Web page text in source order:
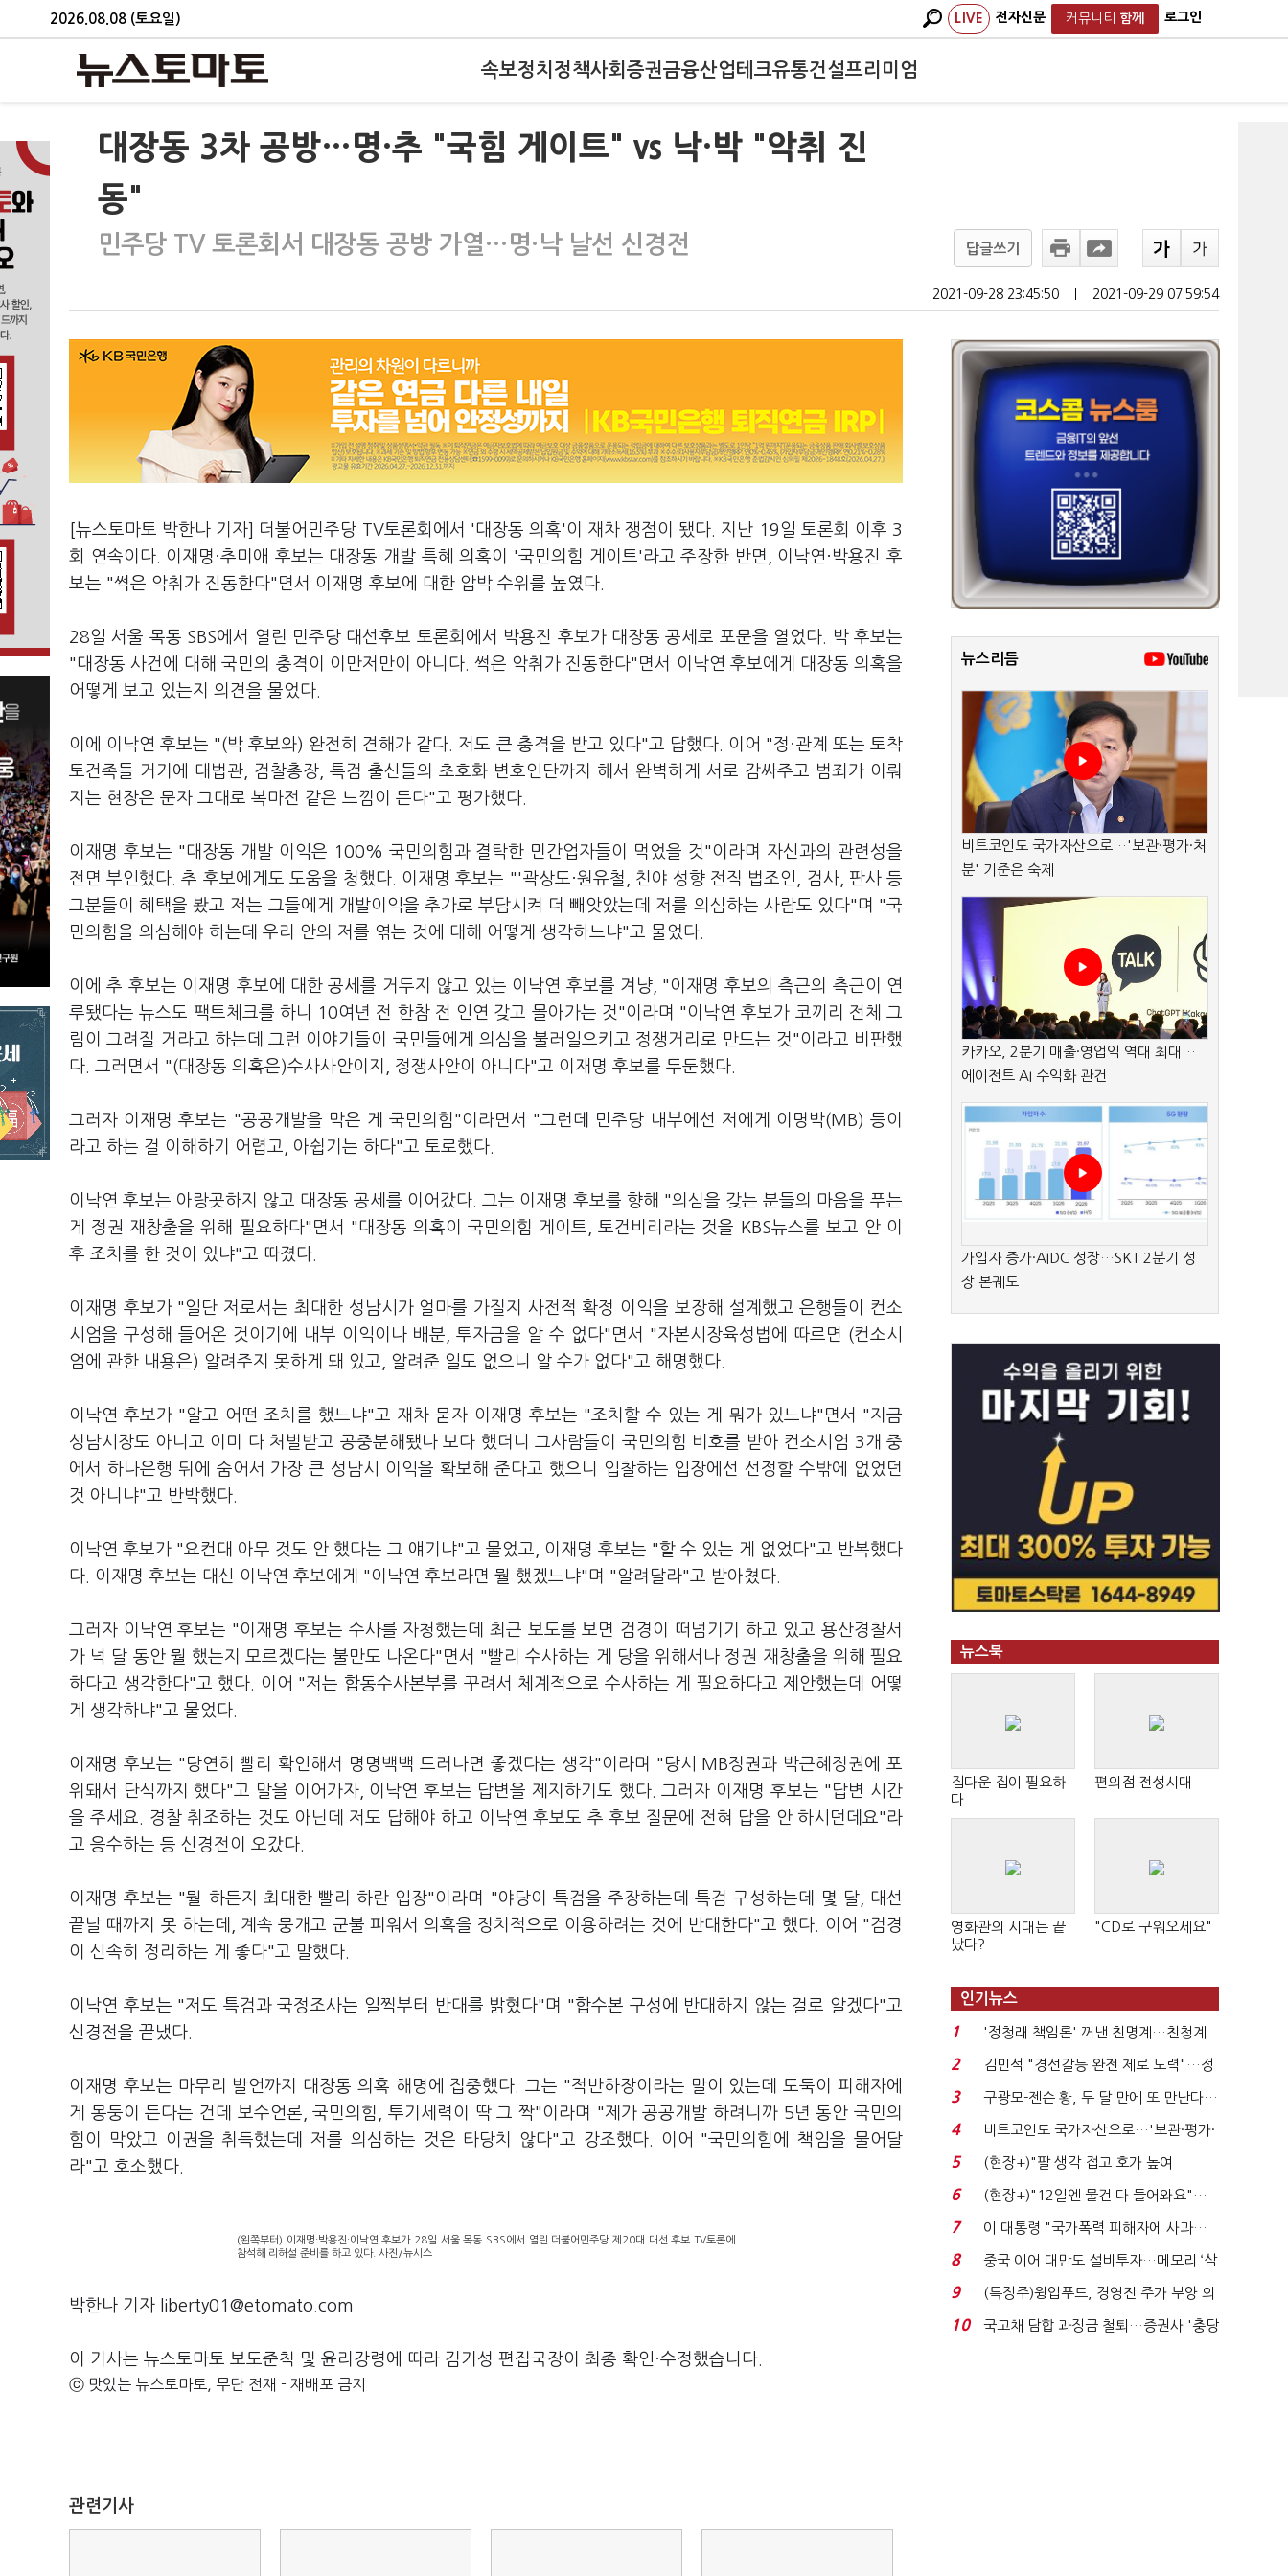
2026.08.08 (토요일) LIVE 전자신문 커뮤니티 함께 로그인
속보정치 정책사회 증권금융산업테크유통건설프리미엄
대장동 3차 공방…명·추 "국힘 게이트" vs 낙·박 "악취 진
동"
민주당 TV 토론회서 대장동 공방 가열…명·낙 날선 신경전 답글쓰기
2021-09-28 23:45:50 2021-09-29 07:59:54
[뉴스토마토 박한나 기자] 더불어민주당 TV토론회에서 '대장동 의혹'이 재차 쟁점이 됐다. 지난 19일 토론회 이후 3
회 연속이다. 이재명·추미애 후보는 대장동 개발 특혜 의혹이 '국민의힘 게이트'라고 주장한 반면, 이낙연·박용진 후
보는 "썩은 악취가 진동한다"면서 이재명 후보에 대한 압박 수위를 높였다.
28일 서울 목동 SBS에서 열린 민주당 대선후보 토론회에서 박용진 후보가 대장동 공세로 포문을 열었다. 박 후보는
"대장동 사건에 대해 국민의 충격이 이만저만이 아니다. 썩은 악취가 진동한다"면서 이낙연 후보에게 대장동 의혹을
어떻게 보고 있는지 의견을 물었다.
이에 이낙연 후보는 "(박 후보와) 완전히 견해가 같다. 저도 큰 충격을 받고 있다"고 답했다. 이어 "정·관계 또는 토착
토건족들 거기에 대법관, 검찰총장, 특검 출신들의 초호화 변호인단까지 해서 완벽하게 서로 감싸주고 범죄가 이뤄
지는 현장은 문자 그대로 복마전 같은 느낌이 든다"고 평가했다.
이재명 후보는 "대장동 개발 이익은 100% 국민의힘과 결탁한 민간업자들이 먹었을 것"이라며 자신과의 관련성을
전면 부인했다. 추 후보에게도 도움을 청했다. 이재명 후보는 "'곽상도·원유철, 친야 성향 전직 법조인, 검사, 판사 등
그분들이 혜택을 봤고 저는 그들에게 개발이익을 추가로 부담시켜 더 빼앗았는데 저를 의심하는 사람도 있다"며 "국
민의힘을 의심해야 하는데 우리 안의 저를 엮는 것에 대해 어떻게 생각하느냐"고 물었다.
이에 추 후보는 이재명 후보에 대한 공세를 거두지 않고 있는 이낙연 후보를 겨냥, "이재명 후보의 측근의 측근이 연
루됐다는 뉴스도 팩트체크를 하니 10여년 전 한참 전 인연 갖고 몰아가는 것"이라며 "이낙연 후보가 코끼리 전체 그
림이 그려질 거라고 하는데 그런 이야기들이 국민들에게 의심을 불러일으키고 정쟁거리로 만드는 것"이라고 비판했
다. 그러면서 "(대장동 의혹은)수사사안이지, 정쟁사안이 아니다"고 이재명 후보를 두둔했다.
그러자 이재명 후보는 "공공개발을 막은 게 국민의힘"이라면서 "그런데 민주당 내부에선 저에게 이명박(MB) 등이
라고 하는 걸 이해하기 어렵고, 아쉽기는 하다"고 토로했다.
이낙연 후보는 아랑곳하지 않고 대장동 공세를 이어갔다. 그는 이재명 후보를 향해 "의심을 갖는 분들의 마음을 푸는
게 정권 재창출을 위해 필요하다"면서 "대장동 의혹이 국민의힘 게이트, 토건비리라는 것을 KBS뉴스를 보고 안 이
후 조치를 한 것이 있냐"고 따졌다.
이재명 후보가 "일단 저로서는 최대한 성남시가 얼마를 가질지 사전적 확정 이익을 보장해 설계했고 은행들이 컨소
시엄을 구성해 들어온 것이기에 내부 이익이나 배분, 투자금을 알 수 없다"면서 "자본시장육성법에 따르면 (컨소시
엄에 관한 내용은) 알려주지 못하게 돼 있고, 알려준 일도 없으니 알 수가 없다"고 해명했다.
이낙연 후보가 "알고 어떤 조치를 했느냐"고 재차 묻자 이재명 후보는 "조치할 수 있는 게 뭐가 있느냐"면서 "지금
성남시장도 아니고 이미 다 처벌받고 공중분해됐나 보다 했더니 그사람들이 국민의힘 비호를 받아 컨소시엄 3개 중
에서 하나은행 뒤에 숨어서 가장 큰 성남시 이익을 확보해 준다고 했으니 입찰하는 입장에선 선정할 수밖에 없었던
것 아니냐"고 반박했다.
이낙연 후보가 "요컨대 아무 것도 안 했다는 그 얘기냐"고 물었고, 이재명 후보는 "할 수 있는 게 없었다"고 반복했다
다. 이재명 후보는 대신 이낙연 후보에게 "이낙연 후보라면 뭘 했겠느냐"며 "알려달라"고 받아쳤다.
그러자 이낙연 후보는 "이재명 후보는 수사를 자청했는데 최근 보도를 보면 검경이 떠넘기기 하고 있고 용산경찰서
가 넉 달 동안 뭘 했는지 모르겠다는 불만도 나온다"면서 "빨리 수사하는 게 당을 위해서나 정권 재창출을 위해 필요
하다고 생각한다"고 했다. 이어 "저는 합동수사본부를 꾸려서 체계적으로 수사하는 게 필요하다고 제안했는데 어떻
게 생각하냐"고 물었다.
이재명 후보는 "당연히 빨리 확인해서 명명백백 드러나면 좋겠다는 생각"이라며 "당시 MB정권과 박근혜정권에 포
위돼서 단식까지 했다"고 말을 이어가자, 이낙연 후보는 답변을 제지하기도 했다. 그러자 이재명 후보는 "답변 시간
을 주세요. 경찰 취조하는 것도 아닌데 저도 답해야 하고 이낙연 후보도 추 후보 질문에 전혀 답을 안 하시던데요"라
고 응수하는 등 신경전이 오갔다.
이재명 후보는 "뭘 하든지 최대한 빨리 하란 입장"이라며 "야당이 특검을 주장하는데 특검 구성하는데 몇 달, 대선
끝날 때까지 못 하는데, 계속 뭉개고 군불 피워서 의혹을 정치적으로 이용하려는 것에 반대한다"고 했다. 이어 "검경
이 신속히 정리하는 게 좋다"고 말했다.
이낙연 후보는 "저도 특검과 국정조사는 일찍부터 반대를 밝혔다"며 "합수본 구성에 반대하지 않는 걸로 알겠다"고
신경전을 끝냈다.
이재명 후보는 마무리 발언까지 대장동 의혹 해명에 집중했다. 그는 "적반하장이라는 말이 있는데 도둑이 피해자에
게 몽둥이 든다는 건데 보수언론, 국민의힘, 투기세력이 딱 그 짝"이라며 "제가 공공개발 하려니까 5년 동안 국민의
힘이 막았고 이권을 취득했는데 저를 의심하는 것은 타당치 않다"고 강조했다. 이어 "국민의힘에 책임을 물어달
라"고 호소했다.
(왼쪽부터) 이재명·박용진·이낙연 후보가 28일 서울 목동 SBS에서 열린 더불어민주당 제20대 대선 후보 TV토론에
참석해 리허설 준비를 하고 있다. 사진/뉴시스
박한나 기자 liberty01@etomato.com
이 기사는 뉴스토마토 보도준칙 및 윤리강령에 따라 김기성 편집국장이 최종 확인·수정했습니다.
ⓒ 맛있는 뉴스토마토, 무단 전재 - 재배포 금지
관련기사
뉴스리듬
비트코인도 국가자산으로…'보관·평가·처
분' 기준은 숙제
카카오, 2분기 매출·영업익 역대 최대…
에이전트 AI 수익화 관건
가입자 증가·AIDC 성장…SKT 2분기 성
장 본궤도
뉴스북
집다운 집이 필요하
다
편의점 전성시대
영화관의 시대는 끝
났다?
"CD로 구워오세요"
인기뉴스
1
'정청래 책임론' 꺼낸 친명계…친청계
는 추가투표 때리기...
2
김민석 "경선갈등 완전 제로 노력"…정
청래 "반명 공세 사...
3
구광모-젠슨 황, 두 달 만에 또 만난다…
로봇·AI 등 논...
4
비트코인도 국가자산으로…'보관·평가·
처분' 기준은 ...
5
(현장+)"팔 생각 접고 호가 높여
요"…'덜 똘똘한 한 채' 20...
6
(현장+)"12일엔 물건 다 들어와요"…
빈 매대 채우며 문 연 ...
7
이 대통령 "국가폭력 피해자에 사과…
적극적 조사로 진...
8
중국 이어 대만도 설비투자…메모리 ‘삼
국전쟁’
9
(특징주)윙입푸드, 경영진 주가 부양 의
지에 상한가...
10
국고채 담합 과징금 철퇴…증권사 '충당